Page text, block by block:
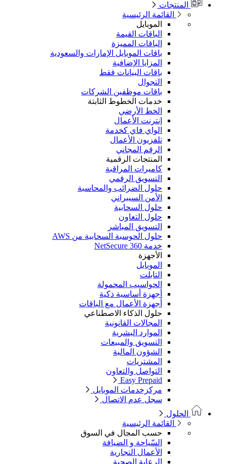
المنتجات
القائمة الرئيسية
الموبايل
الباقات القيمة
الباقات المميزة
باقات الموبايل الإمارات والسعودية
المزايا الإضافية
باقات البيانات فقط
التجوال
باقات موظفين الشركات
خدمات الخطوط الثابتة
الخط الأرضي
إنترنت الأعمال
الواي فاي كخدمة
تلفزيون الأعمال
الرقم المجاني
المنتجات الرقمية
كاميرات المراقبة
التسويق الرقمي
حلول الضرائب والمحاسبة
الأمن السيبراني
حلول السحابية
حلول التعاون
التسويق المباشر
حلول الحوسبة السحابية من AWS
الأجهزة
الموبايل
الحواسيب المحمولة
أجهزة أساسية ذكية
أجهزة الأعمال مع الباقات
حلول الذكاء الاصطناعي
المجالات القانونية
الموارد البشرية
التسويق والمبيعات
الشؤون المالية
المشتريات
التواصل والتعاون
Easy Prepaid
مركزخدمات الموبايل
سجل عدم الاتصال
الحلول
القائمة الرئيسية
حسب المجال في السوق
السّياحة و الضيافة
الأعمال التجارية
الرعاية الصحية